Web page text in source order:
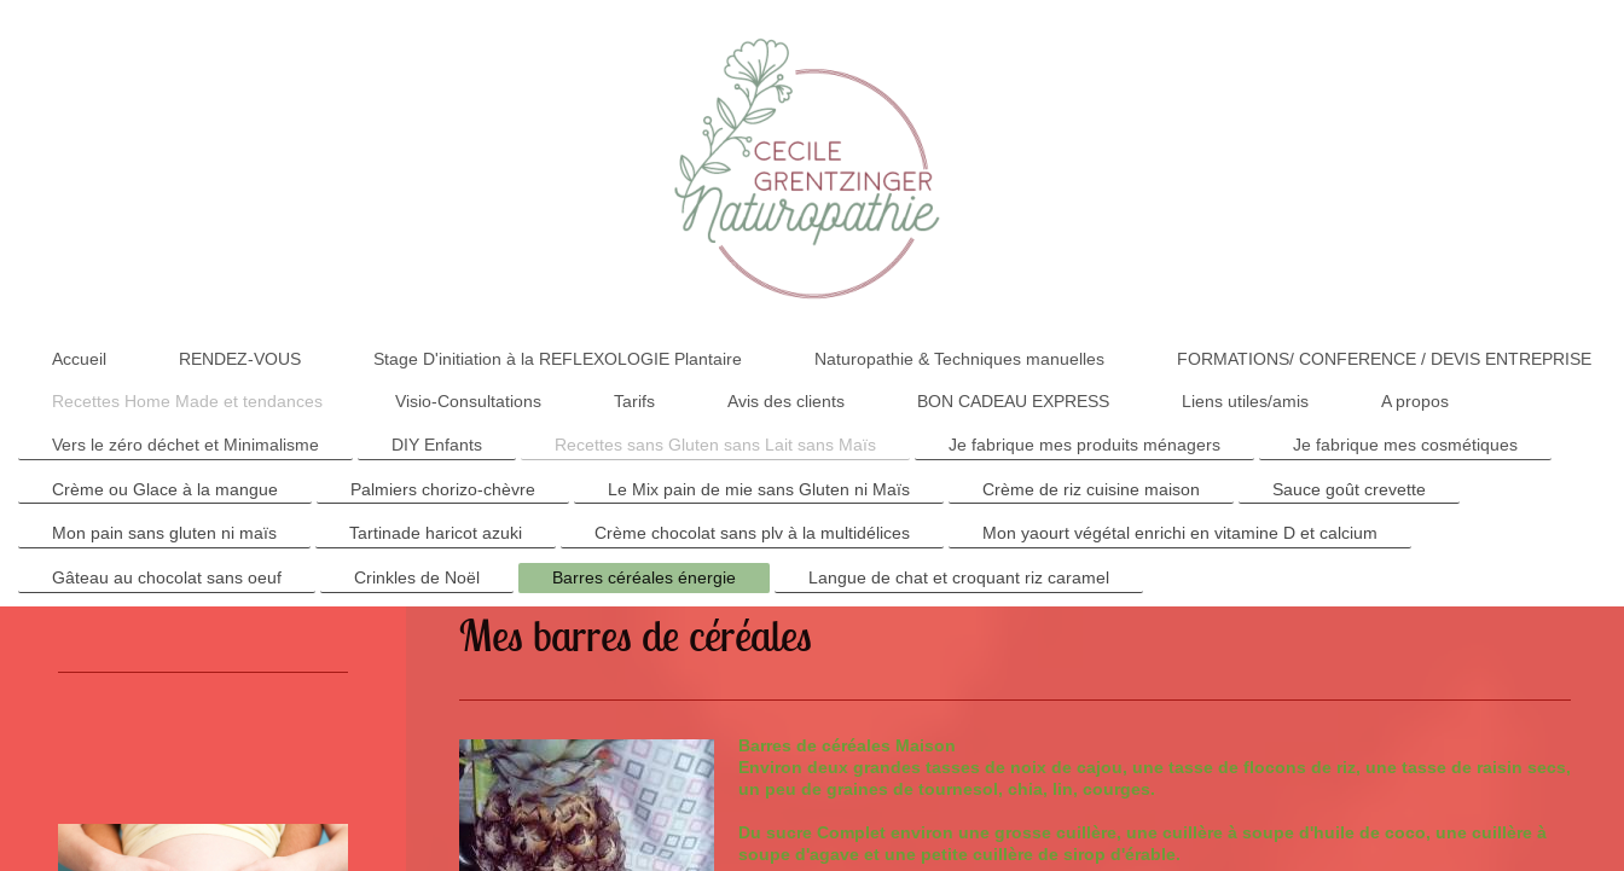
Accueil RENDEZ-VOUS Stage D'initiation à la REFLEXOLOGIE Plantaire Naturopathie & Techniques manuelles FORMATIONS/ CONFERENCE / DEVIS ENTREPRISE
Recettes Home Made et tendances Visio-Consultations Tarifs Avis des clients BON CADEAU EXPRESS Liens utiles/amis A propos
Vers le zéro déchet et Minimalisme DIY Enfants Recettes sans Gluten sans Lait sans Maïs Je fabrique mes produits ménagers Je fabrique mes cosmétiques
Crème ou Glace à la mangue Palmiers chorizo-chèvre Le Mix pain de mie sans Gluten ni Maïs Crème de riz cuisine maison Sauce goût crevette
Mon pain sans gluten ni maïs Tartinade haricot azuki Crème chocolat sans plv à la multidélices Mon yaourt végétal enrichi en vitamine D et calcium
Gâteau au chocolat sans oeuf Crinkles de Noël Barres céréales énergie Langue de chat et croquant riz caramel
Mes barres de céréales
Barres de céréales Maison
Environ deux grandes tasses de noix de cajou, une tasse de flocons de riz, une tasse de raisin secs,
un peu de graines de tournesol, chia, lin, courges.
Du sucre Complet environ une grosse cuillère, une cuillère à soupe d'huile de coco, une cuillère à
soupe d'agave et une petite cuillère de sirop d'érable.